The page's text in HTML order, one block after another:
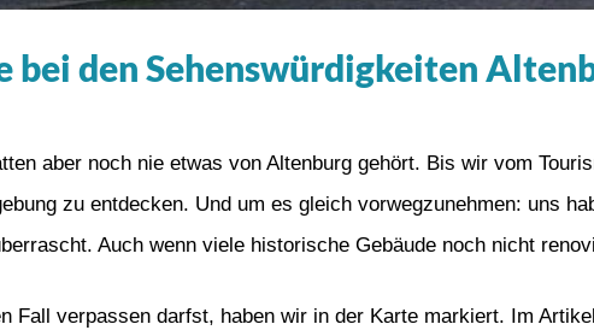
bei den Sehenswürdigkeiten
aber noch nie etwas von Altenburg gehört. Bis wir vom
zu entdecken. Und um es gleich vorwegzunehmen: uns
Auch wenn viele historische Gebäude noch nicht
Fall verpassen darfst, haben wir in der Karte markiert. Im